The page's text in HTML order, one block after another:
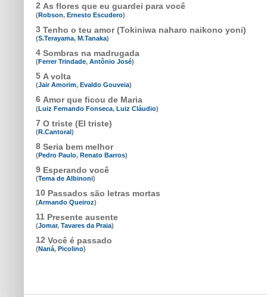
2 As flores que eu guardei para você
(Robson, Ernesto Escudero)
3 Tenho o teu amor (Tokiniwa naharo naikono yoni)
(S.Terayama, M.Tanaka)
4 Sombras na madrugada
(Ferrer Trindade, Antônio José)
5 A volta
(Jair Amorim, Evaldo Gouveia)
6 Amor que ficou de Maria
(Luiz Fernando Fonseca, Luiz Cláudio)
7 O triste (El triste)
(R.Cantoral)
8 Seria bem melhor
(Pedro Paulo, Renato Barros)
9 Esperando você
(Tema de Albinoni)
10 Passados são letras mortas
(Armando Queiroz)
11 Presente ausente
(Jomar, Tavares da Praia)
12 Você é passado
(Naná, Picolino)